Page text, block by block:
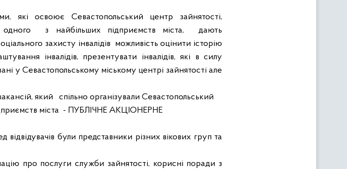
які освоює Севастопольський центр зайнятості,
одного з найбільших підприємств міста,
дають
захисту інвалідів можливість оцінити історію
інвалідів, презентувати інвалідів, які в силу
у Севастопольському міському центрі зайнятості але
який
спільно організували Севастопольський
міста - ПУБЛІЧНЕ АКЦІОНЕРНЕ
були представники різних вікових груп та
про послуги служби зайнятості, корисні поради з